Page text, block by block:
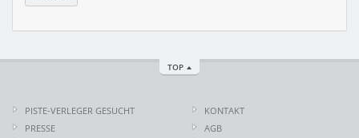
TOP
PISTE-VERLEGER GESUCHT
PRESSE
KONTAKT
AGB